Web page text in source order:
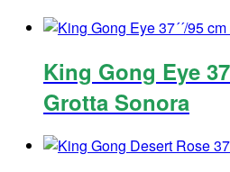
King Gong Eye
Grotta Sonora